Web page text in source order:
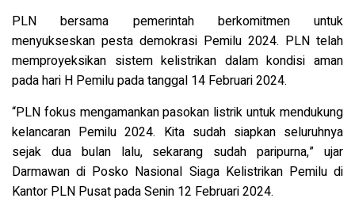
PLN bersama pemerintah berkomitmen untuk
menyukseskan pesta demokrasi Pemilu 2024. PLN telah
memproyeksikan sistem kelistrikan dalam kondisi aman
pada hari H Pemilu pada tanggal 14 Februari 2024.
“PLN fokus mengamankan pasokan listrik untuk mendukung
kelancaran Pemilu 2024. Kita sudah siapkan seluruhnya
sejak dua bulan lalu, sekarang sudah paripurna,” ujar
Darmawan di Posko Nasional Siaga Kelistrikan Pemilu di
Kantor PLN Pusat pada Senin 12 Februari 2024.